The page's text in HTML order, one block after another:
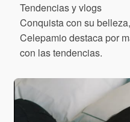
Tendencias y vlogs
Conquista con su
Celepamio destaca por
con las tendencias.